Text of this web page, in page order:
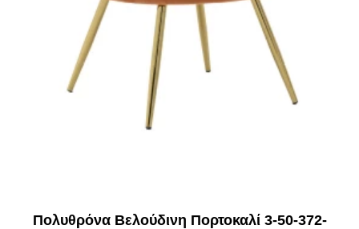
Πολυθρόνα Βελούδινη Πορτοκαλί 3-50-372-